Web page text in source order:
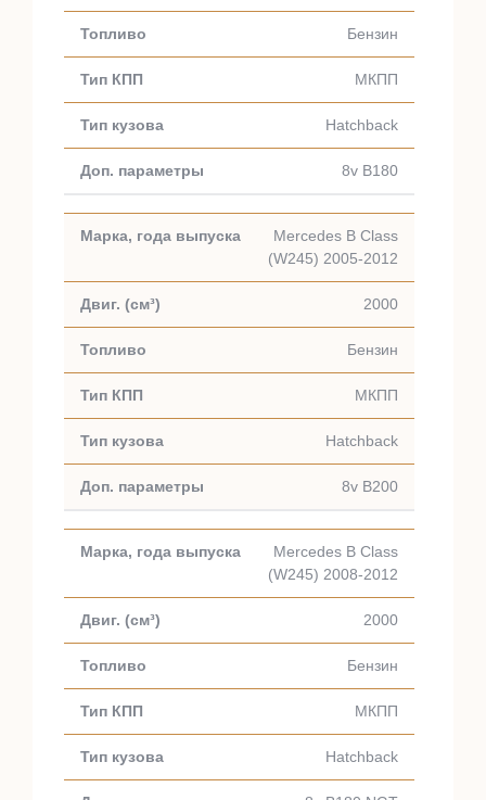
Бензин
МКПП
Hatchback
8v B180
Mercedes B Class
(W245) 2005-2012
2000
Бензин
МКПП
Hatchback
8v B200
Mercedes B Class
(W245) 2008-2012
2000
Бензин
МКПП
Hatchback